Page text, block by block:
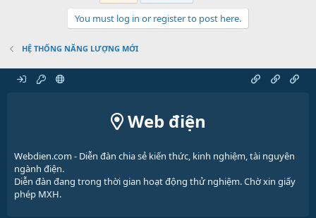
You must log in or register to post here.
HỆ THỐNG NĂNG LƯỢNG MỚI
Web điện
Webdien.com - Diễn đàn chia sẻ kiến thức, kinh nghiệm, tài nguyên
ngành điện.
Diễn đàn đang trong thời gian hoạt động thử nghiệm. Chờ xin giấy
phép MXH.